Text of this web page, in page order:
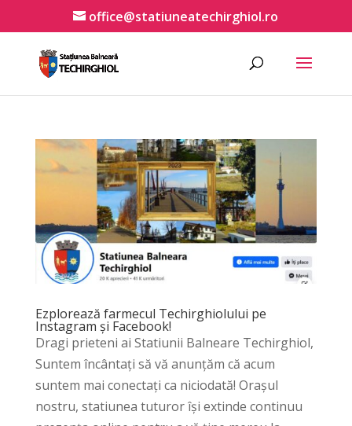
office@statiuneatechirghiol.ro
Ezplorează farmecul Techirghiolului pe
Instagram și Facebook!
Dragi prieteni ai Statiunii Balneare Techirghiol,
Suntem încântați să vă anunțăm că acum
suntem mai conectați ca niciodată! Orașul
nostru, statiunea tuturor își extinde continuu